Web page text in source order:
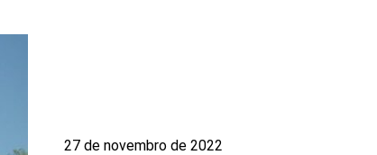
27 de novembro de 2022